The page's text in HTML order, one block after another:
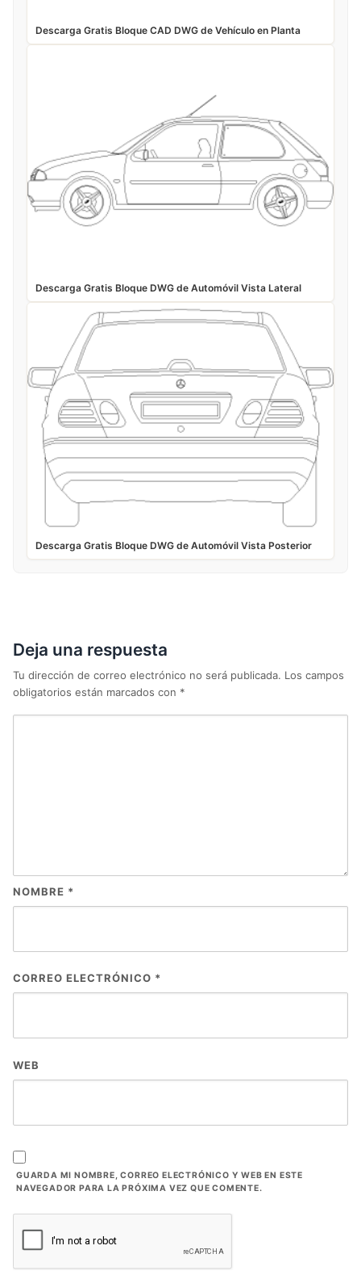
Descarga Gratis Bloque CAD DWG de Vehículo en Planta
Descarga Gratis Bloque DWG de Automóvil Vista Lateral
Descarga Gratis Bloque DWG de Automóvil Vista Posterior
Deja una respuesta
Tu dirección de correo electrónico no será publicada. Los campos
obligatorios están marcados con *
NOMBRE *
CORREO ELECTRÓNICO *
WEB
GUARDA MI NOMBRE, CORREO ELECTRÓNICO Y WEB EN ESTE
NAVEGADOR PARA LA PRÓXIMA VEZ QUE COMENTE.